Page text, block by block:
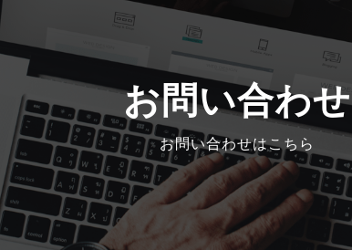
お問い合わせ
お問い合わせはこちら